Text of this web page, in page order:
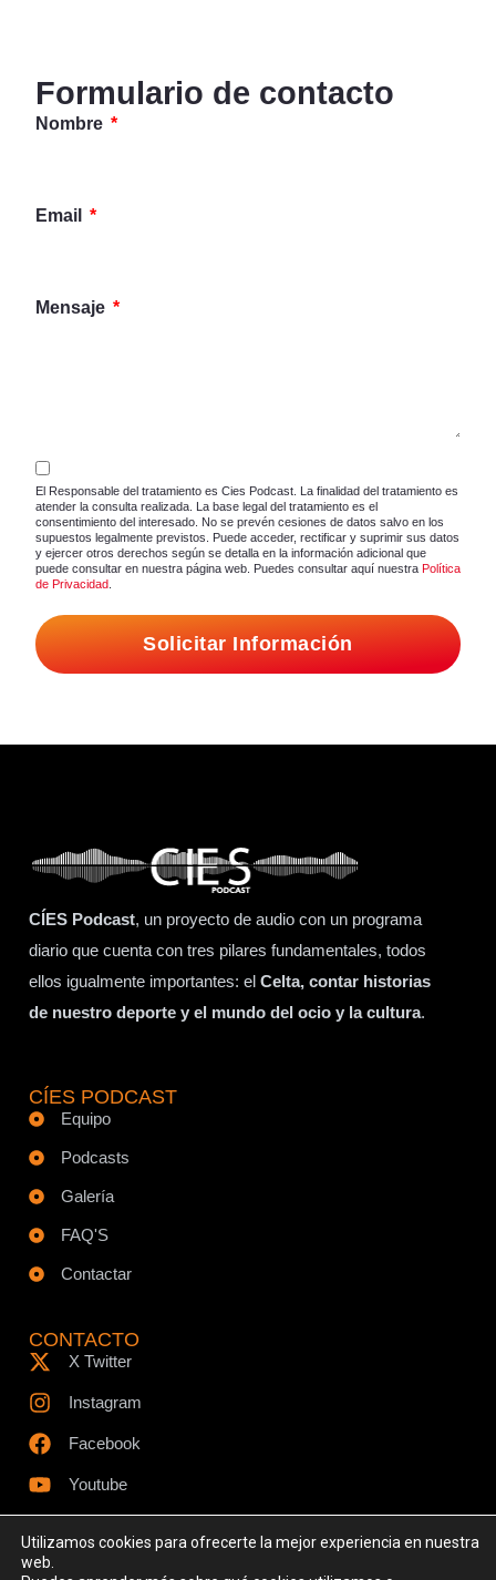
Formulario de contacto
Nombre
Email
Mensaje
El Responsable del tratamiento es Cies Podcast. La finalidad del tratamiento es
atender la consulta realizada. La base legal del tratamiento es el
consentimiento del interesado. No se prevén cesiones de datos salvo en los
supuestos legalmente previstos. Puede acceder, rectificar y suprimir sus datos
y ejercer otros derechos según se detalla en la información adicional que
puede consultar en nuestra página web. Puedes consultar aquí nuestra Política
de Privacidad
Solicitar Información
CÍES Podcast, un proyecto de audio con un programa
diario que cuenta con tres pilares fundamentales, todos
ellos igualmente importantes: el Celta, contar historias
de nuestro deporte y el mundo del ocio y la cultura.
CÍES PODCAST
Equipo
Podcasts
Galería
FAQ'S
Contactar
CONTACTO
X Twitter
Instagram
Facebook
Youtube
Utilizamos cookies para ofrecerte la mejor experiencia en nuestra
web.